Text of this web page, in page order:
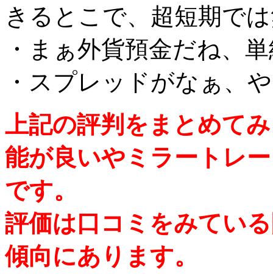
きるとこで、超短期で
・まぁ外貨預金だね、
・スプレッドがなぁ、
上記の評判をまとめて
能が良いやミラートレ
です。
評価は口コミをみてい
傾向にあります。